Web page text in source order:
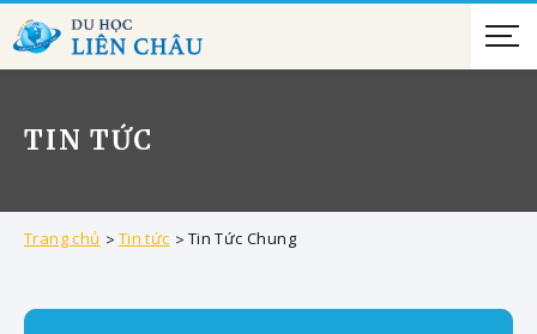
TIN TỨC
Trang chủ Tin tức Tin Tức Chung